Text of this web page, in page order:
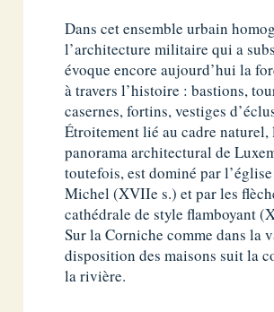
Dans cet ensemble urbain
l’architecture militaire qui a
évoque encore aujourd’hui la
à travers l’histoire : bastions,
casernes, fortins, vestiges
Étroitement lié au cadre naturel,
panorama architectural de
toutefois, est dominé par
Michel (XVIIe s.) et par les
cathédrale de style flamboyant
Sur la Corniche comme dans la
disposition des maisons suit la
la rivière.